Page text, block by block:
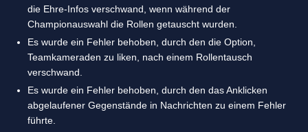
die Ehre-Infos verschwand, wenn während der
Championauswahl die Rollen getauscht wurden.
Es wurde ein Fehler behoben, durch den die Option,
Teamkameraden zu liken, nach einem Rollentausch
verschwand.
Es wurde ein Fehler behoben, durch den das Anklicken
abgelaufener Gegenstände in Nachrichten zu einem Fehler
führte.